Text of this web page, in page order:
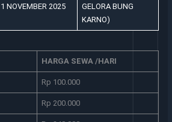
1 NOVEMBER 2025
GELORA BUNG
KARNO)
HARGA SEWA /HARI
Rp 100.000
Rp 200.000